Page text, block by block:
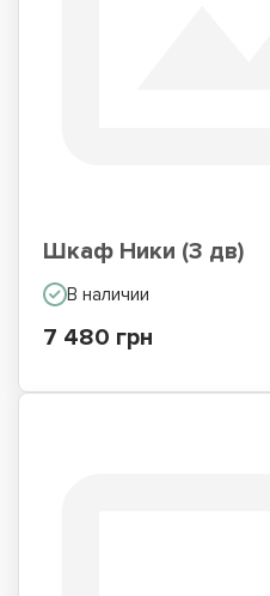
Шкаф Ники (3 дв)
В наличии
7 480 грн